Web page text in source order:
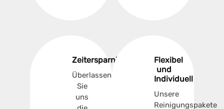
Zeitersparnis
Überlassen
Sie
uns
Flexibel
und
Individuell
Unsere
Reinigungspakete